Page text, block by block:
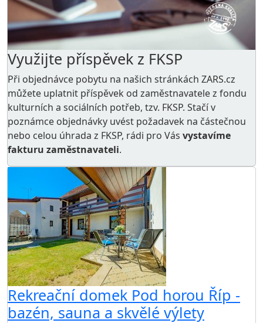
Využijte příspěvek z FKSP
Při objednávce pobytu na našich stránkách ZARS.cz
můžete uplatnit příspěvek od zaměstnavatele z fondu
kulturních a sociálních potřeb, tzv. FKSP. Stačí v
poznámce objednávky uvést požadavek na částečnou
nebo celou úhrada z FKSP, rádi pro Vás vystavíme
fakturu zaměstnavateli.
Rekreační domek Pod horou Říp -
bazén, sauna a skvělé výlety